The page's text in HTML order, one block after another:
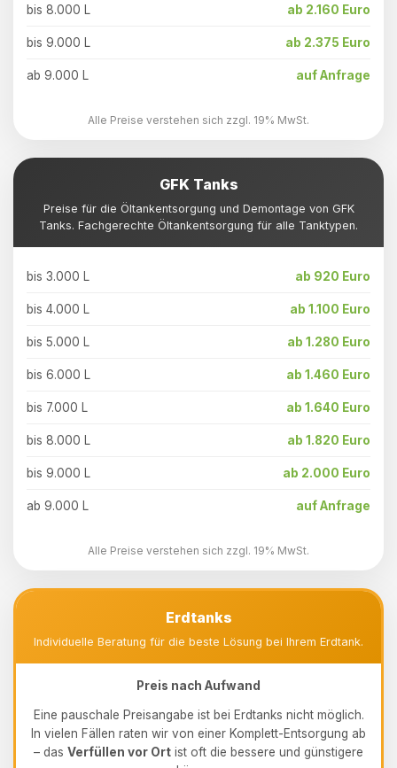
bis 8.000 L ab 2.160 Euro
bis 9.000 L ab 2.375 Euro
ab 9.000 L auf Anfrage
Alle Preise verstehen sich zzgl. 19% MwSt.
GFK Tanks
Preise für die Öltankentsorgung und Demontage von GFK
Tanks. Fachgerechte Öltankentsorgung für alle Tanktypen.
bis 3.000 L ab 920 Euro
bis 4.000 L ab 1.100 Euro
bis 5.000 L ab 1.280 Euro
bis 6.000 L ab 1.460 Euro
bis 7.000 L ab 1.640 Euro
bis 8.000 L ab 1.820 Euro
bis 9.000 L ab 2.000 Euro
ab 9.000 L auf Anfrage
Alle Preise verstehen sich zzgl. 19% MwSt.
Erdtanks
Individuelle Beratung für die beste Lösung bei Ihrem Erdtank.
Preis nach Aufwand
Eine pauschale Preisangabe ist bei Erdtanks nicht möglich.
In vielen Fällen raten wir von einer Komplett-Entsorgung ab
– das Verfüllen vor Ort ist oft die bessere und günstigere